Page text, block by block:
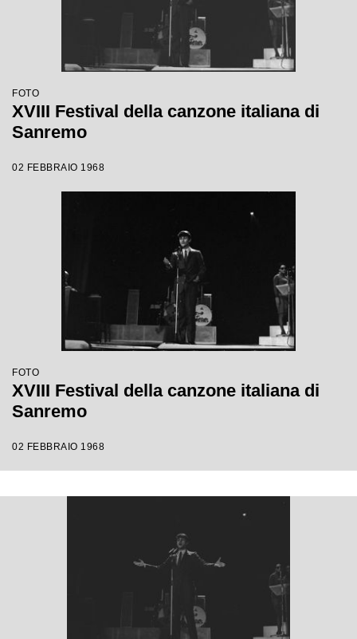
FOTO
XVIII Festival della canzone italiana di
Sanremo
02 FEBBRAIO 1968
FOTO
XVIII Festival della canzone italiana di
Sanremo
02 FEBBRAIO 1968